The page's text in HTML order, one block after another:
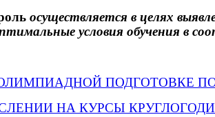
осуществляется в целях
условия обучения в
ОЛИМПИАДНОЙ ПОДГОТОВКЕ
НА КУРСЫ